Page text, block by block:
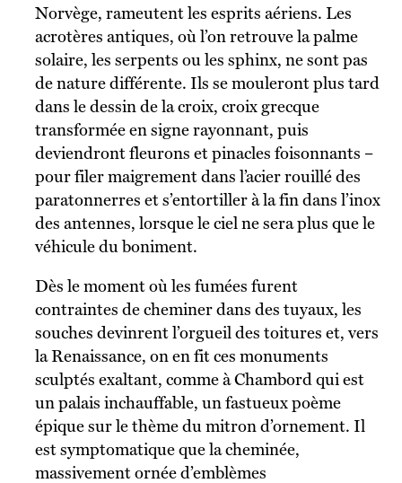
Norvège, rameutent les esprits aériens. Les
acrotères antiques, où l’on retrouve la palme
solaire, les serpents ou les sphinx, ne sont pas
de nature différente. Ils se mouleront plus tard
dans le dessin de la croix, croix grecque
transformée en signe rayonnant, puis
deviendront fleurons et pinacles foisonnants –
pour filer maigrement dans l’acier rouillé des
paratonnerres et s’entortiller à la fin dans l’inox
des antennes, lorsque le ciel ne sera plus que le
véhicule du boniment.
Dès le moment où les fumées furent
contraintes de cheminer dans des tuyaux, les
souches devinrent l’orgueil des toitures et, vers
la Renaissance, on en fit ces monuments
sculptés exaltant, comme à Chambord qui est
un palais inchauffable, un fastueux poème
épique sur le thème du mitron d’ornement. Il
est symptomatique que la cheminée,
massivement ornée d’emblèmes